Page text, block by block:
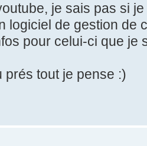
je sais pas si
logiciel de gestion de
pour celui-ci que je
prés tout je pense :)